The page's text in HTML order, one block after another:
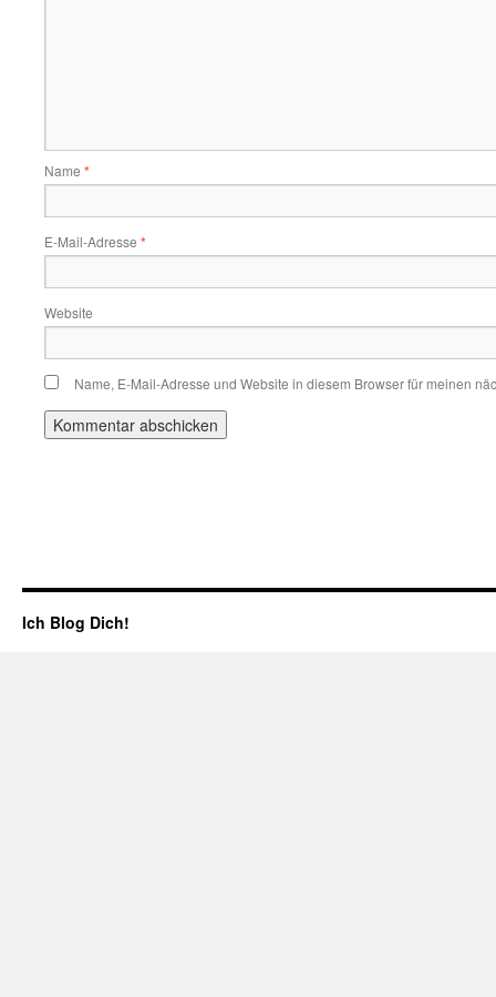
Name *
E-Mail-Adresse *
Website
Name, E-Mail-Adresse und Website in diesem Browser für meinen
Ich Blog Dich!